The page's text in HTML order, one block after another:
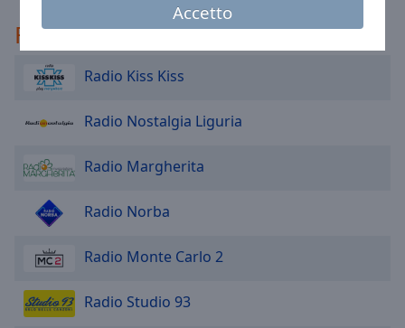
Accetto
Area
Background
Color
Opacity
Font
Style
Raccomandato
Radio Kiss Kiss
Radio Nostalgia Liguria
Radio Margherita
Radio Norba
Radio Monte Carlo 2
Radio Studio 93